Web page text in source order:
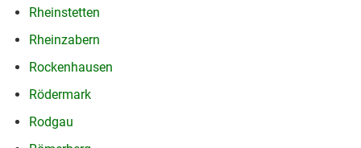
Rheinstetten
Rheinzabern
Rockenhausen
Rödermark
Rodgau